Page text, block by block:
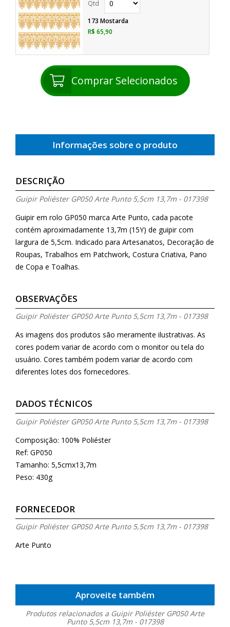
173 Mostarda
R$ 65,90
Comprar Selecionados
Informações sobre o produto
DESCRIÇÃO
Guipir Poliéster GP050 Arte Punto 5,5cm 13,7m - 017398
Guipir em rolo GP050 marca Arte Punto, cada pacote
contém aproximadamente 13,7m (15Y) de guipir com
largura de 5,5cm. Indicado para Artesanatos, Decoração de
Roupas, Trabalhos em Patchwork, Costura Criativa, Pano
de Copa e Toalhas.
OBSERVAÇÕES
Guipir Poliéster GP050 Arte Punto 5,5cm 13,7m - 017398
As imagens dos produtos são meramente ilustrativas. As
cores podem variar de acordo com o monitor ou tela do
usuário. Cores também podem variar de acordo com
diferentes lotes dos fornecedores.
DADOS TÉCNICOS
Guipir Poliéster GP050 Arte Punto 5,5cm 13,7m - 017398
Composição: 100% Poliéster
Ref: GP050
Tamanho: 5,5cmx13,7m
Peso: 430g
FORNECEDOR
Guipir Poliéster GP050 Arte Punto 5,5cm 13,7m - 017398
Arte Punto
Aproveite também
Produtos relacionados a Guipir Poliéster GP050 Arte
Punto 5,5cm 13,7m - 017398